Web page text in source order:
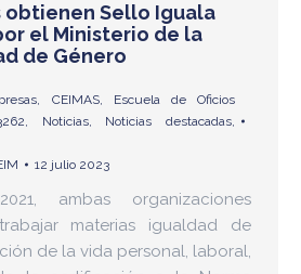
obtienen Sello Iguala
el Ministerio de la
de Género
, CEIMAS, Escuela de Oficios
, Noticias, Noticias destacadas,
12 julio 2023
ambas organizaciones
materias igualdad de
de la vida personal, laboral,